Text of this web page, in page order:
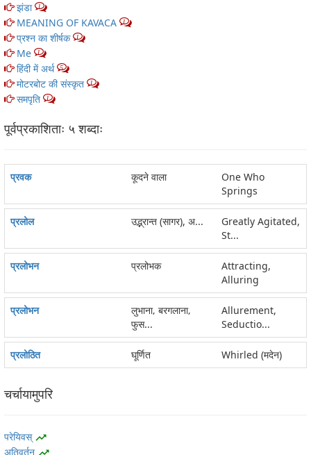
झंडा 1
MEANING OF KAVACA 1
प्रश्न का शीर्षक 1
Me 1
हिंदी में अर्थ 5
मोटरबोट की संस्कृत 1
समपृति 1
पूर्वप्रकाशिताः ५ शब्‍दाः
प्रवक कूदने वाला
One Who
Springs
प्रलोल उद्भ्रान्त (सागर), अ...
Greatly Agitated,
St...
प्रलोभन प्रलोभक
Attracting,
Alluring
प्रलोभन
लुभाना‚ बरगलाना‚
फुस...
Allurement,
Seductio...
प्रलोठित घूर्णित Whirled (मदेन)
चर्चायामुपरि
परेयिवस् trending_up
अतिवर्तन